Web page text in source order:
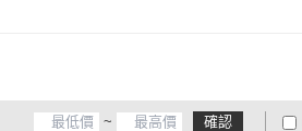
(1) USB3.1(1)
~ 確認